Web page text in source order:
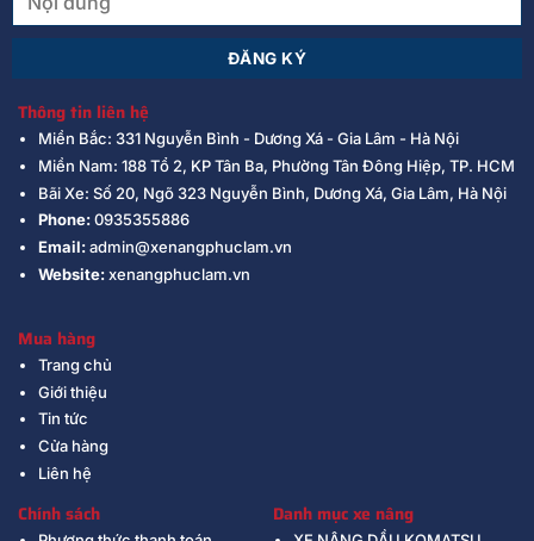
Thông tin liên hệ
Miền Bắc: 331 Nguyễn Bình - Dương Xá - Gia Lâm - Hà Nội
Miền Nam: 188 Tổ 2, KP Tân Ba, Phường Tân Đông Hiệp, TP. HCM
Bãi Xe: Số 20, Ngõ 323 Nguyễn Bình, Dương Xá, Gia Lâm, Hà Nội
Phone:0935355886
Email:admin@xenangphuclam.vn
Website:xenangphuclam.vn
Mua hàng
Trang chủ
Giới thiệu
Tin tức
Cửa hàng
Liên hệ
Chính sách Danh mục xe nâng